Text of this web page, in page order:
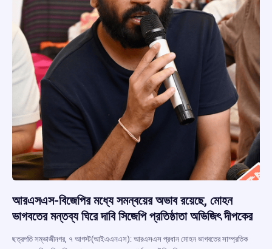
আরএসএস-বিজেপির মধ্যে সমন্বয়ের অভাব রয়েছে, মোহন
ভাগবতের মন্তব্য ঘিরে দাবি সিজেপি প্রতিষ্ঠাতা অভিজিৎ দীপকের
ছত্রপতি সম্ভাজীনগর, ৭ আগস্ট(আইএএনএস): আরএসএস প্রধান মোহন ভাগবতের সাম্প্রতিক